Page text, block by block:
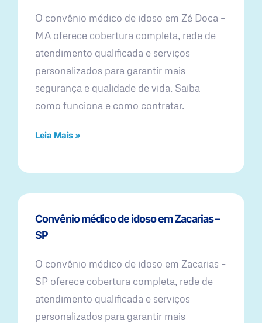
O convênio médico de idoso em Zé Doca –
MA oferece cobertura completa, rede de
atendimento qualificada e serviços
personalizados para garantir mais
segurança e qualidade de vida. Saiba
como funciona e como contratar.
Leia Mais »
Convênio médico de idoso em Zacarias –
SP
O convênio médico de idoso em Zacarias –
SP oferece cobertura completa, rede de
atendimento qualificada e serviços
personalizados para garantir mais